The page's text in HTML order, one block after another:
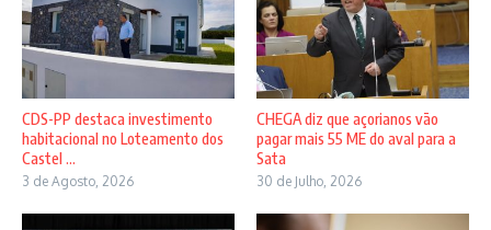
CDS-PP destaca investimento
habitacional no Loteamento dos
Castel ...
3 de Agosto, 2026
CHEGA diz que açorianos vão
pagar mais 55 ME do aval para a
Sata
30 de Julho, 2026